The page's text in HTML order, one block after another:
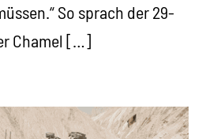
So sprach der 29-
Chamel […]